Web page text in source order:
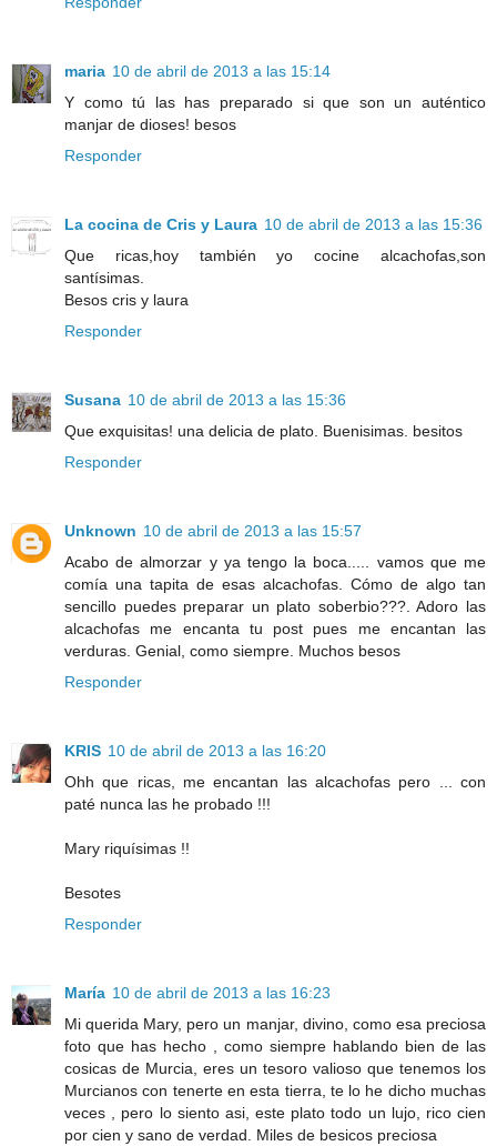
maria 10 de abril de 2013 a las 15:14
Y como tú las has preparado si que son un auténtico
manjar de dioses! besos
Responder
La cocina de Cris y Laura 10 de abril de 2013 a las 15:36
Que ricas,hoy también yo cocine alcachofas,son
santísimas.
Besos cris y laura
Responder
Susana 10 de abril de 2013 a las 15:36
Que exquisitas! una delicia de plato. Buenisimas. besitos
Responder
Unknown 10 de abril de 2013 a las 15:57
Acabo de almorzar y ya tengo la boca..... vamos que me
comía una tapita de esas alcachofas. Cómo de algo tan
sencillo puedes preparar un plato soberbio???. Adoro las
alcachofas me encanta tu post pues me encantan las
verduras. Genial, como siempre. Muchos besos
Responder
KRIS 10 de abril de 2013 a las 16:20
Ohh que ricas, me encantan las alcachofas pero ... con
paté nunca las he probado !!!
Mary riquísimas !!
Besotes
Responder
María 10 de abril de 2013 a las 16:23
Mi querida Mary, pero un manjar, divino, como esa preciosa
foto que has hecho , como siempre hablando bien de las
cosicas de Murcia, eres un tesoro valioso que tenemos los
Murcianos con tenerte en esta tierra, te lo he dicho muchas
veces , pero lo siento asi, este plato todo un lujo, rico cien
por cien y sano de verdad. Miles de besicos preciosa